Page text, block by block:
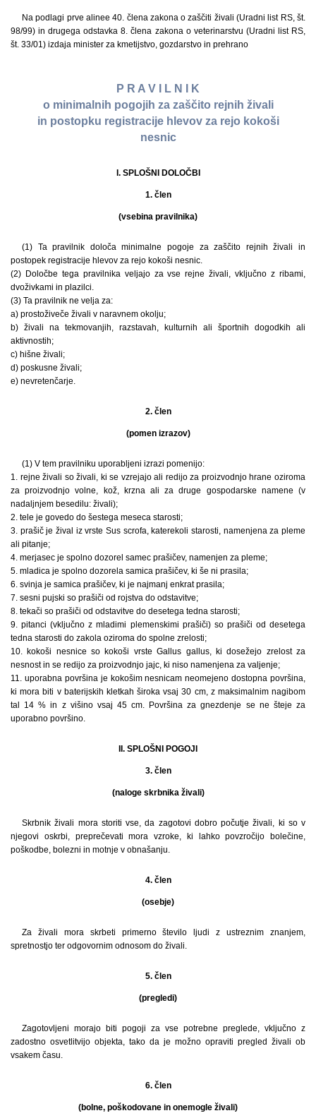
Na podlagi prve alinee 40. člena zakona o zaščiti živali (Uradni list RS, št.
98/99) in drugega odstavka 8. člena zakona o veterinarstvu (Uradni list RS,
št. 33/01) izdaja minister za kmetijstvo, gozdarstvo in prehrano
P R A V I L N I K
o minimalnih pogojih za zaščito rejnih živali
in postopku registracije hlevov za rejo kokoši
nesnic
I. SPLOŠNI DOLOČBI
1. člen
(vsebina pravilnika)
(1) Ta pravilnik določa minimalne pogoje za zaščito rejnih živali in
postopek registracije hlevov za rejo kokoši nesnic.
(2) Določbe tega pravilnika veljajo za vse rejne živali, vključno z ribami,
dvoživkami in plazilci.
(3) Ta pravilnik ne velja za:
a) prostoživeče živali v naravnem okolju;
b) živali na tekmovanjih, razstavah, kulturnih ali športnih dogodkih ali
aktivnostih;
c) hišne živali;
d) poskusne živali;
e) nevretenčarje.
2. člen
(pomen izrazov)
(1) V tem pravilniku uporabljeni izrazi pomenijo:
1. rejne živali so živali, ki se vzrejajo ali redijo za proizvodnjo hrane oziroma
za proizvodnjo volne, kož, krzna ali za druge gospodarske namene (v
nadaljnjem besedilu: živali);
2. tele je govedo do šestega meseca starosti;
3. prašič je žival iz vrste Sus scrofa, katerekoli starosti, namenjena za pleme
ali pitanje;
4. merjasec je spolno dozorel samec prašičev, namenjen za pleme;
5. mladica je spolno dozorela samica prašičev, ki še ni prasila;
6. svinja je samica prašičev, ki je najmanj enkrat prasila;
7. sesni pujski so prašiči od rojstva do odstavitve;
8. tekači so prašiči od odstavitve do desetega tedna starosti;
9. pitanci (vključno z mladimi plemenskimi prašiči) so prašiči od desetega
tedna starosti do zakola oziroma do spolne zrelosti;
10. kokoši nesnice so kokoši vrste Gallus gallus, ki dosežejo zrelost za
nesnost in se redijo za proizvodnjo jajc, ki niso namenjena za valjenje;
11. uporabna površina je kokošim nesnicam neomejeno dostopna površina,
ki mora biti v baterijskih kletkah široka vsaj 30 cm, z maksimalnim nagibom
tal 14 % in z višino vsaj 45 cm. Površina za gnezdenje se ne šteje za
uporabno površino.
II. SPLOŠNI POGOJI
3. člen
(naloge skrbnika živali)
Skrbnik živali mora storiti vse, da zagotovi dobro počutje živali, ki so v
njegovi oskrbi, preprečevati mora vzroke, ki lahko povzročijo bolečine,
poškodbe, bolezni in motnje v obnašanju.
4. člen
(osebje)
Za živali mora skrbeti primerno število ljudi z ustreznim znanjem,
spretnostjo ter odgovornim odnosom do živali.
5. člen
(pregledi)
Zagotovljeni morajo biti pogoji za vse potrebne preglede, vključno z
zadostno osvetlitvijo objekta, tako da je možno opraviti pregled živali ob
vsakem času.
6. člen
(bolne, poškodovane in onemogle živali)